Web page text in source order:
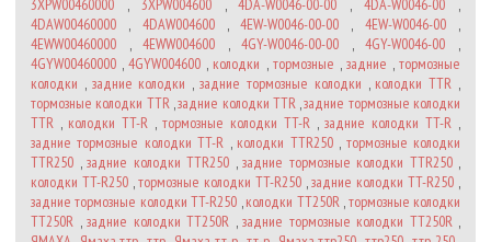
3XPW00460000 , 3XPW004600,4DA-W0046-00-00 ,4DA-W0046-00 ,
4DAW00460000 , 4DAW004600,4EW-W0046-00-00 , 4EW-W0046-00,
4EWW00460000 ,4EWW004600 ,4GY-W0046-00-00 ,4GY-W0046-00 ,
4GYW00460000 ,4GYW004600 , колодки , тормозные , задние ,тормозные
колодки , задние колодки ,задние тормозные колодки , колодки TTR ,
тормозные колодки TTR,задние колодки TTR,задние тормозные колодки
TTR , колодки TT-R , тормозные колодки TT-R , задние колодки TT-R ,
задние тормозные колодки TT-R , колодки TTR250, тормозные колодки
TTR250 , задние колодки TTR250 , задние тормозные колодки TTR250,
колодки TT-R250 ,тормозные колодки TT-R250 ,задние колодки TT-R250 ,
задние тормозные колодки TT-R250 ,колодки TT250R,тормозные колодки
TT250R , задние колодки TT250R , задние тормозные колодки TT250R,